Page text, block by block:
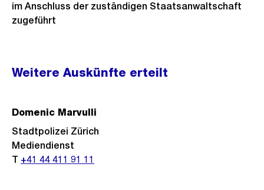
im Anschluss der zuständigen Staatsanwaltschaft
zugeführt
Weitere
Informationen
Weitere Auskünfte erteilt
Domenic Marvulli
Stadtpolizei Zürich
Mediendienst
T +41 44 411 91 11